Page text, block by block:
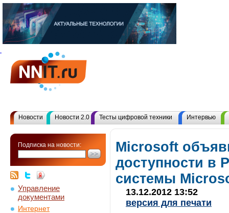
Новости Новости 2.0 Тесты цифровой техники Интервью
Подписка на новости:
Управление
документами
Интернет
Microsoft
доступности в
системы
13.12.2012 13:52
версия для печати